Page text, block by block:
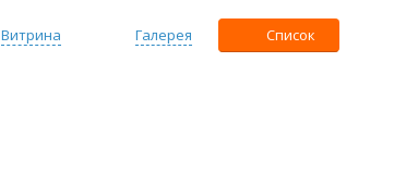
Список
Галерея
Витрина